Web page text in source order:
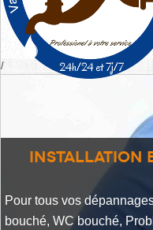
/
Installation
Pour tous vos
bouché, WC bouché,